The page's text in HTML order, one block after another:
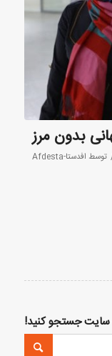
بدون مرز
توسط افدستا-Afdesta
جستجو کنید!